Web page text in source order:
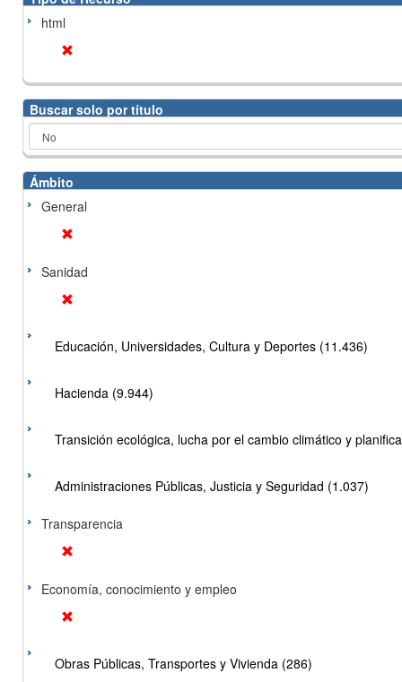
html
Buscar solo por título
Ámbito
General
Sanidad
Educación, Universidades, Cultura y Deportes (11.436)
Hacienda (9.944)
Transición ecológica, lucha por el cambio climático y
Administraciones Públicas, Justicia y Seguridad (1.037)
Transparencia
Economía, conocimiento y empleo
Obras Públicas, Transportes y Vivienda (286)